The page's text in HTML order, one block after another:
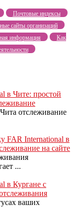
Почтовые индексы
сайты организаций
информация
Как
в Чите: простой
отслеживание
FAR International в
на сайте
...
в Кургане с
ваших